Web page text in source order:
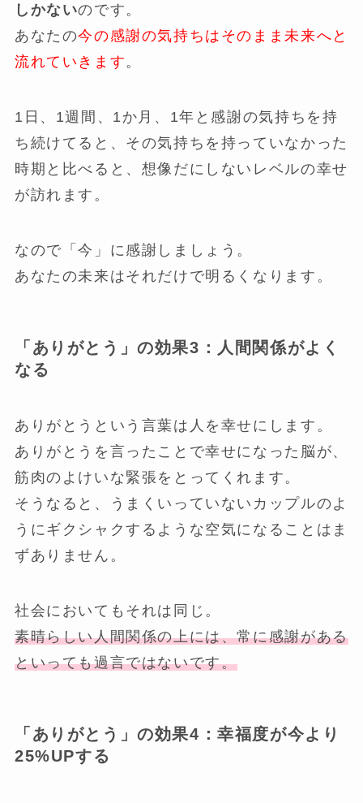
しかないのです。
あなたの今の感謝の気持ちはそのまま未来へと
流れていきます 。
1日、1週間、1か月、1年と感謝の気持ちを持
ち続けてると、その気持ちを持っていなかった
時期と比べると、想像だにしないレベルの幸せ
が訪れます。
なので「今」に感謝しましょう。
あなたの未来はそれだけで明るくなります。
「ありがとう」の効果3：人間関係がよく
なる
ありがとうという言葉は人を幸せにします。
ありがとうを言ったことで幸せになった脳が、
筋肉のよけいな緊張をとってくれます。
そうなると、うまくいっていないカップルのよ
うにギクシャクするような空気になることはま
ずありません。
社会においてもそれは同じ。
素晴らしい人間関係の上には、常に感謝がある
といっても過言ではないです。
「ありがとう」の効果4：幸福度が今より
25%UPする